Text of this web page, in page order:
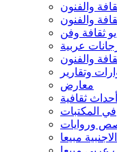
والفنون
والفنون
ثقافة وفن
عربية
والفنون
وتقارير
معارض
أحداث ثقافية
في المكتبات
وروايات
مبيعا